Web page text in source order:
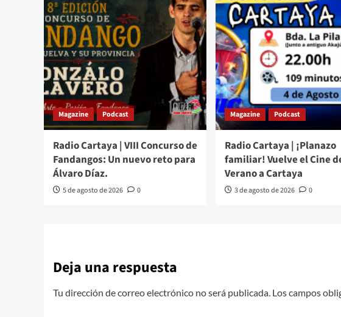
Magazine Podcast
Radio Cartaya | VIII Concurso de
Fandangos: Un nuevo reto para
Álvaro Díaz.
5 de agosto de 2026 0
Magazine Podcast
Radio Cartaya | ¡Planazo
familiar! Vuelve el Cine
Verano a Cartaya
3 de agosto de 2026 0
Deja una respuesta
Tu dirección de correo electrónico no será publicada. Los campos